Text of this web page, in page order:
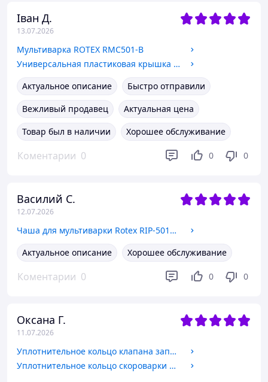
Іван Д.
13.07.2026
Мультиварка ROTEX RMC501-B
Универсальная пластиковая крышка чаши мультиварки 23,7 см
Актуальное описание
Быстро отправили
Вежливый продавец
Актуальная цена
Товар был в наличии
Хорошее обслуживание
Коментарии 0 0 0
Василий С.
12.07.2026
Чаша для мультиварки Rotex RIP-5018 С (керамическая) (для REPC53/55/56,57/58,72/73,75/76,78)
Актуальное описание
Хорошее обслуживание
Коментарии 0 0 0
Оксана Г.
11.07.2026
Уплотнительное кольцо клапана запирания крышки мультиварки Rotex
Уплотнительное кольцо скороварки Rotex REPC (для REPC55/56,57/58,75/76)